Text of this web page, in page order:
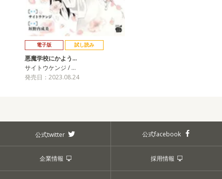
電子版 試し読み
悪魔学校にかよう…
サイトウケンジ / …
発売日：2023.08.24
公式twitter 公式facebook
企業情報 採用情報